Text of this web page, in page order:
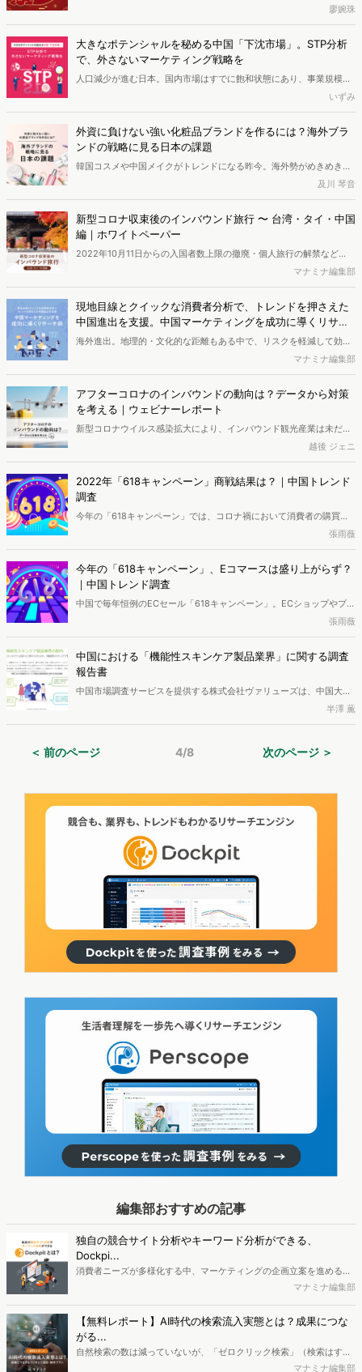
ない春節を迎えました。実家に戻って春節を祝う人が増え、観光客数
は3年ぶりにピークに達しました。このように人々の生活に大きな変
化が生まれた春節ですが、消費にはどのような変化が起こっているの
でしょうか。本記事は2023年、中国の春節の消費トレンドを紹介し
ます。
廖婉珠
大きなポテンシャルを秘める中国「下沈市場」。STP分析
で、外さないマーケティング戦略を
人口減少が進む日本。国内市場はすでに飽和状態にあり、事業規模の
さらなる拡大を目指すために、海外への進出を考える方も多いのでは
ないでしょうか。地理的・文化的な距離もある中で、リスクを軽減し
て効率よく参入を目指すには、適切なリサーチが必要不可欠です。そ
こでマナミナでは、「中国市場への参入」をテーマに、マーケティン
グの各フェーズにおいて効果的な調査・分析手法をご紹介する連載を
スタート。第2弾の今回は、第1のフェーズ「市場環境分析」を終えた
いずみ
外資に負けない強い化粧品ブランドを作るには？海外ブラ
ンドの戦略に見る日本の課題
韓国コスメや中国メイクがトレンドになる昨今。海外勢がめきめきと
認知を上げる中、日本の化粧品ブランドはどう対抗していくべきなの
でしょうか。各国の戦略と日本の現状とは。シャネルパリ本社でエグ
ゼクティブメイクアップアーティストを務め、化粧品開発からコンサ
ルティングに至るまで、世界を股にかけて活動する東風上尚江さんに
お話を伺いました。
及川 琴音
新型コロナ収束後のインバウンド旅行 〜 台湾・タイ・中国
編｜ホワイトペーパー
2022年10月11日からの入国者数上限の撤廃・個人旅行の解禁など
で、街にはさまざまな国の訪日観光客の姿を見ることも多くなった昨
今。これからどれほどのスピードでコロナ以前の状態に戻るのでしょ
うか。本レポートでは、「台湾・タイ・中国」の人々にアンケート調
査を実施。加えて、ヴァリューズに所属する外国籍スタッフへのイン
タビューも交え、訪日観光に対するリアルな声をまとめました。（ペ
ージ数｜43ページ）
マナミナ編集部
現地目線とクイックな消費者分析で、トレンドを押さえた
中国進出を支援。中国マーケティングを成功に導くリサー
チ術
海外進出。地理的・文化的な距離もある中で、リスクを軽減して効率
よく参入を目指すには、適切なリサーチが必要不可欠です。そこでマ
ナミナでは、「中国市場への参入」をテーマに、マーケティングの各
フェーズにおいて効果的な調査・分析手法をご紹介する連載をスター
ト。第1弾の今回は、ヴァリューズの中国人アナリストに最初のフェー
ズ「市場環境分析」や、中国の最新トレンドについて伺いました。
マナミナ編集部
アフターコロナのインバウンドの動向は？データから対策
を考える｜ウェビナーレポート
新型コロナウイルス感染拡大により、インバウンド観光産業は未だ厳
しい状況が続いていますが、ワクチンの普及や感染状況の落ち着きか
ら訪日観光客の受け入れが再開し、インバウンド回復に大きな期待が
寄せられています。ヴァリューズで開催された「アフターコロナに向
けたインバウンド対策セミナー」では、訪日観光客数が上位地域の中
国・台湾・タイにフォーカスして、消費者の行動変化について徹底解
説。いま消費者が求めていることや、旅行意向の変化はどういったも
越後 ジェニ
2022年「618キャンペーン」商戦結果は？｜中国トレンド
調査
今年の「618キャンペーン」では、コロナ禍において消費者の購買意
欲を刺激するために、中国のあらゆるECおよび動画プラットフォーム
が、様々なプロモーションを仕掛けました。果たして、プロモーショ
ンの効果はあったのでしょうか？ また、昨年と比較して売上は増加し
たのでしょうか？ 本レポートでは、2022年の「618キャンペーン」
について、特に美容、食品・飲料、家電カテゴリーを取り上げ、売り
上げ状況と市場の動向をご紹介します。
張雨薇
今年の「618キャンペーン」、Eコマースは盛り上がらず？
｜中国トレンド調査
中国で毎年恒例のECセール「618キャンペーン」。ECショップやプラ
ットフォームが収益を上げる大きなチャンスとなるはずですが、コロ
ナウィルス感染症の流行や街のロックダウン、消費意欲の減退など
「不安要素」が相次ぐ中、各プラットフォームはどのような対策を打
ち出しているのでしょうか？ 本レポートでは、3大プラットフォーム
であるTmall、Douyin（中国版TikTok）、京東による2022年「618キ
ャンペーン」期間中のプロモーション施策を詳しく紹介し、今年の特
張雨薇
中国における「機能性スキンケア製品業界」に関する調査
報告書
中国市場調査サービスを提供する株式会社ヴァリューズは、中国大手
のインターネット調査会社iResearchの自主調査レポートを翻訳し、
「中国における機能性スキンケア製品業界に関する調査報告書」を作
ください。（ページ数｜28p）
半澤 薫
＜ 前のページ 4/8 次のページ ＞
編集部おすすめの記事
独自の競合サイト分析やキーワード分析ができる、
Dockpi...
消費者ニーズが多様化する中、マーケティングの企画立案を進める上
で、競合分析や消費者分析の重要性がより高まっています。Web行動
データを活用し、Web上の消費者行動を起点とした競合サイト分析や
消費者分析が可能です。今回はDockpitならではの利便性の高い機能
や活用方法を解説します。
マナミナ編集部
【無料レポート】AI時代の検索流入実態とは？成果につな
がる...
自然検索の数は減っていないが、「ゼロクリック検索」（検索はする
がページには流入しない）の割合が増加しているのが、AI時代の検索
マナミナ編集部